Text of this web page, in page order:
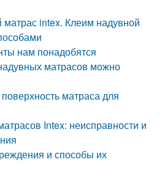
матрас intex. Клеим надувной
нам понадобятся
матрасов можно
поверхность матраса для
Intex: неисправности и
и способы их